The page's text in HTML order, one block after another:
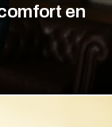
en